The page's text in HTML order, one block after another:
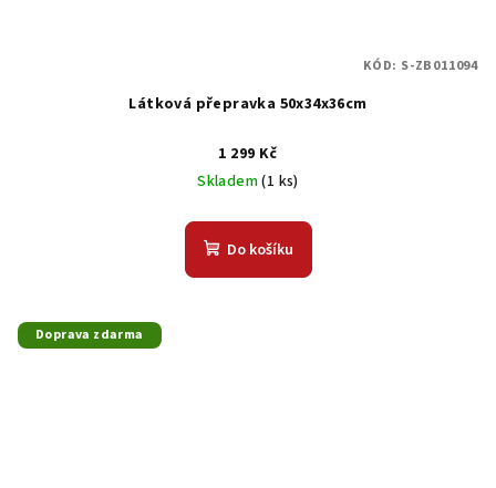
Látková přepravka 50x34x36cm
1 299 Kč
Skladem(1 ks)
Do košíku
KÓD: S-ZB011094
Doprava zdarma